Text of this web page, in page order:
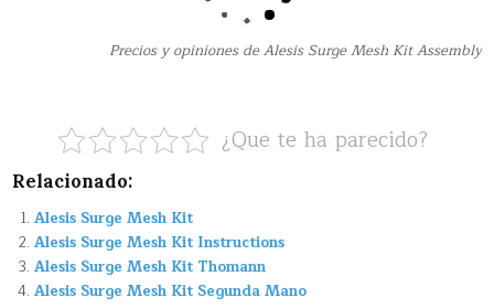
Precios y opiniones de Alesis Surge Mesh Kit Assembly
¿Que te ha parecido?
Relacionado:
Alesis Surge Mesh Kit
Alesis Surge Mesh Kit Instructions
Alesis Surge Mesh Kit Thomann
Alesis Surge Mesh Kit Segunda Mano